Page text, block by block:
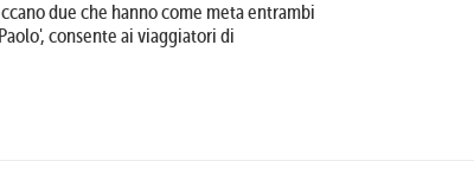
due che hanno come meta entrambi
consente ai viaggiatori di